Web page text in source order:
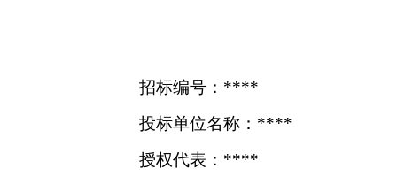
招标编号：****
投标单位名称：****
授权代表：****